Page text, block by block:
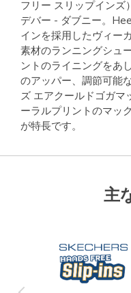
フリー スリップインズ
デバー - ダブニー。
インを採用したヴィー
素材のランニングシュ
ントのライニングをあ
のアッパー、調節可能
ズ エアクールドゴガマ
ーラルプリントのマッ
が特長です。
主